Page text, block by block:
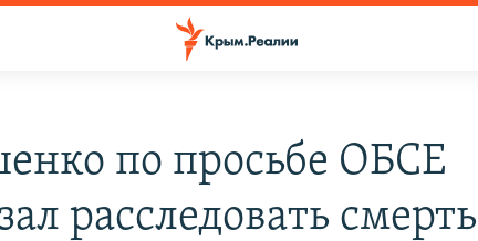
по просьбе ОБСЕ
расследовать смерть